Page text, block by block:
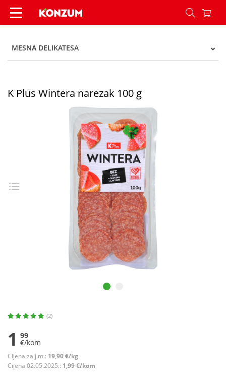
K Plus Wintera narezak 100 g - Konzum
MESNA DELIKATESA
K Plus Wintera narezak 100 g
(2)
1 99
€/kom
Cijena za j.m.: 19,90 €/kg
Cijena 02.05.2025.: 1,99 €/kom